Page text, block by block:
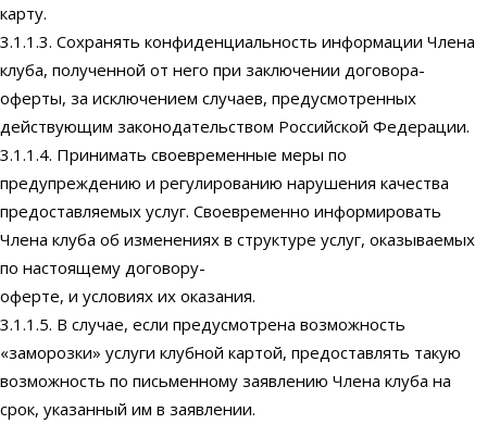
карту.
3.1.1.3. Сохранять конфиденциальность информации Члена
клуба, полученной от него при заключении договора-
оферты, за исключением случаев, предусмотренных
действующим законодательством Российской Федерации.
3.1.1.4. Принимать своевременные меры по
предупреждению и регулированию нарушения качества
предоставляемых услуг. Своевременно информировать
Члена клуба об изменениях в структуре услуг, оказываемых
по настоящему договору-
оферте, и условиях их оказания.
3.1.1.5. В случае, если предусмотрена возможность
«заморозки» услуги клубной картой, предоставлять такую
возможность по письменному заявлению Члена клуба на
срок, указанный им в заявлении.